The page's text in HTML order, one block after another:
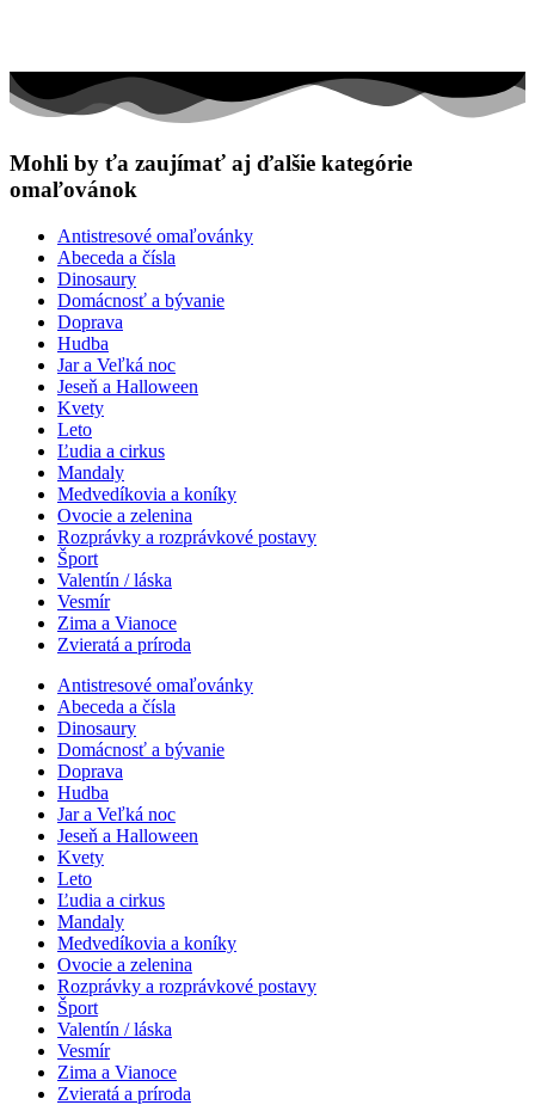
Mohli by ťa zaujímať aj ďalšie kategórie
omaľovánok
Antistresové omaľovánky
Abeceda a čísla
Dinosaury
Domácnosť a bývanie
Doprava
Hudba
Jar a Veľká noc
Jeseň a Halloween
Kvety
Leto
Ľudia a cirkus
Mandaly
Medvedíkovia a koníky
Ovocie a zelenina
Rozprávky a rozprávkové postavy
Šport
Valentín / láska
Vesmír
Zima a Vianoce
Zvieratá a príroda
Antistresové omaľovánky
Abeceda a čísla
Dinosaury
Domácnosť a bývanie
Doprava
Hudba
Jar a Veľká noc
Jeseň a Halloween
Kvety
Leto
Ľudia a cirkus
Mandaly
Medvedíkovia a koníky
Ovocie a zelenina
Rozprávky a rozprávkové postavy
Šport
Valentín / láska
Vesmír
Zima a Vianoce
Zvieratá a príroda